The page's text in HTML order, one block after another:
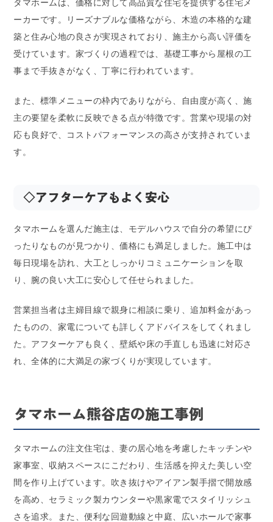
タマホームは、価格に対して高品質な住宅を提供する住宅メ
ーカーです。リーズナブルな価格ながら、木造の本格的な建
築と住み心地の良さが実現されており、施主から高い評価を
受けています。家づくりの過程では、基礎工事から屋根の工
事まで手抜きがなく、丁寧に行われています。
また、標準メニューの枠内でありながら、自由度が高く、施
主の要望を柔軟に反映できる点が特徴です。営業や現場の対
応も良好で、コストパフォーマンスの高さが支持されていま
す。
◇アフターケアもよく安心
タマホームを選んだ施主は、モデルハウスで自分の希望にぴ
ったりなものが見つかり、価格にも満足しました。施工中は
毎日現場を訪れ、大工としっかりコミュニケーションを取
り、腕の良い大工に安心して任せられました。
営業担当者は主婦目線で親身に相談に乗り、追加料金があっ
たものの、家電についても詳しくアドバイスをしてくれまし
た。アフターケアも良く、壁紙や床の手直しも迅速に対応さ
れ、全体的に大満足の家づくりが実現しています。
タマホーム熊谷店の施工事例
タマホームの注文住宅は、妻の居心地を考慮したキッチンや
家事室、収納スペースにこだわり、生活感を抑えた美しい空
間を作り上げています。吹き抜けやアイアン製手摺で開放感
を高め、セラミック製カウンターや黒家電でスタイリッシュ
さを追求。また、便利な回遊動線と中庭、広いホールで家事